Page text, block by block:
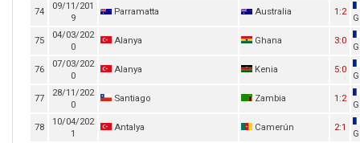
74
09/11/201
9
Parramatta Australia 1:2
75
04/03/202
0
Alanya Ghana 3:0
76
07/03/202
0
Alanya Kenia 5:0
77
28/11/202
0
Santiago Zambia 1:2
78
10/04/202
1
Antalya Camerún 2:1